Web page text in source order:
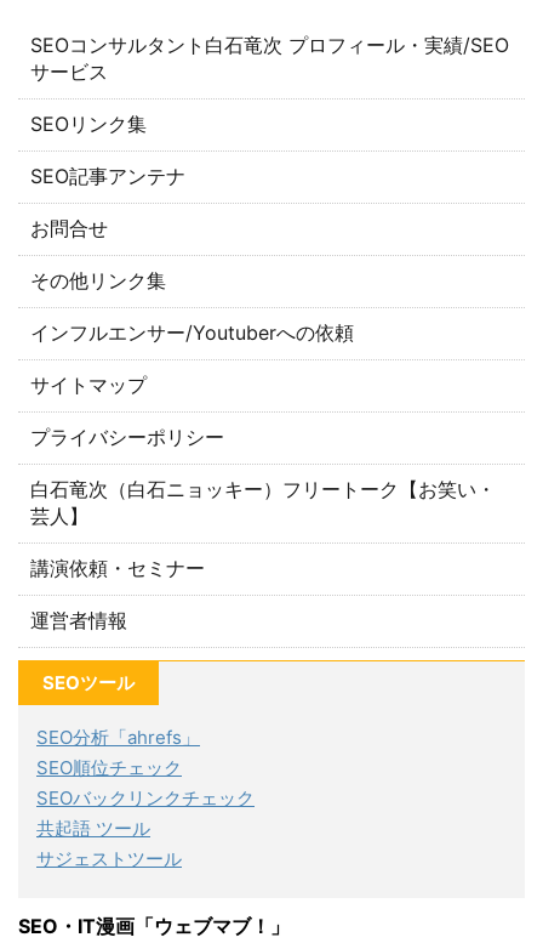
SEOコンサルタント白石竜次 プロフィール・実績/SEO
サービス
SEOリンク集
SEO記事アンテナ
お問合せ
その他リンク集
インフルエンサー/Youtuberへの依頼
サイトマップ
プライバシーポリシー
白石竜次（白石ニョッキー）フリートーク【お笑い・
芸人】
講演依頼・セミナー
運営者情報
SEOツール
SEO分析「ahrefs」
SEO順位チェック
SEOバックリンクチェック
共起語 ツール
サジェストツール
SEO・IT漫画「ウェブマブ！」